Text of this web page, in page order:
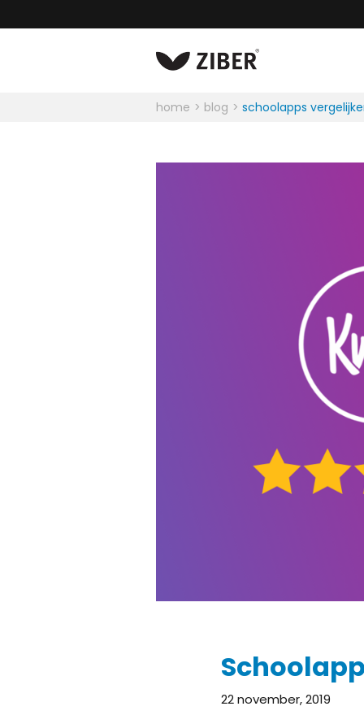
home blog schoolapps
22 november, 2019